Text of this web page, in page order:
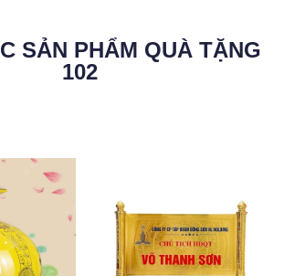
SẢN PHẨM QUÀ TẶNG
102